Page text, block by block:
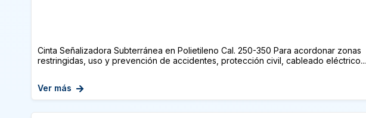
Cinta Señalizadora Subterránea en Polietileno Cal. 250-350 Para acordonar zonas
restringidas, uso y prevención de accidentes, protección civil, cableado eléctrico...
Ver más